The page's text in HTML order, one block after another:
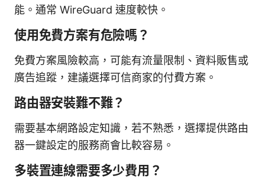
能。通常 WireGuard 速度較快。
使用免費方案有危險嗎？
免費方案風險較高，可能有流量限制、資料販售或
廣告追蹤，建議選擇可信商家的付費方案。
路由器安裝難不難？
需要基本網路設定知識，若不熟悉，選擇提供路由
器一鍵設定的服務商會比較容易。
多裝置連線需要多少費用？